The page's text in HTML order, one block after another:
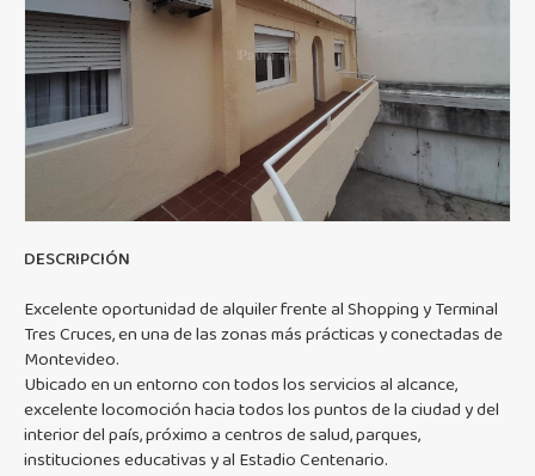
DESCRIPCIÓN
Excelente oportunidad de alquiler frente al Shopping y Terminal
Tres Cruces, en una de las zonas más prácticas y conectadas de
Montevideo.
Ubicado en un entorno con todos los servicios al alcance,
excelente locomoción hacia todos los puntos de la ciudad y del
interior del país, próximo a centros de salud, parques,
instituciones educativas y al Estadio Centenario.